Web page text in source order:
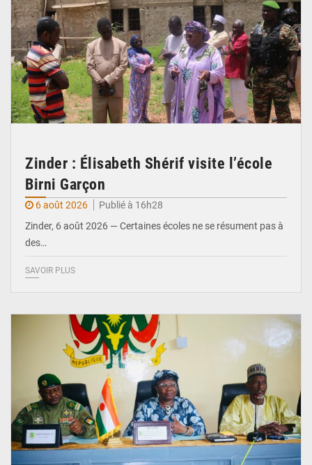
Zinder : Élisabeth Shérif visite l’école
Birni Garçon
6 août 2026
Publié à 16h28
Zinder, 6 août 2026 — Certaines écoles ne se résument pas à
des…
SAVOIR PLUS